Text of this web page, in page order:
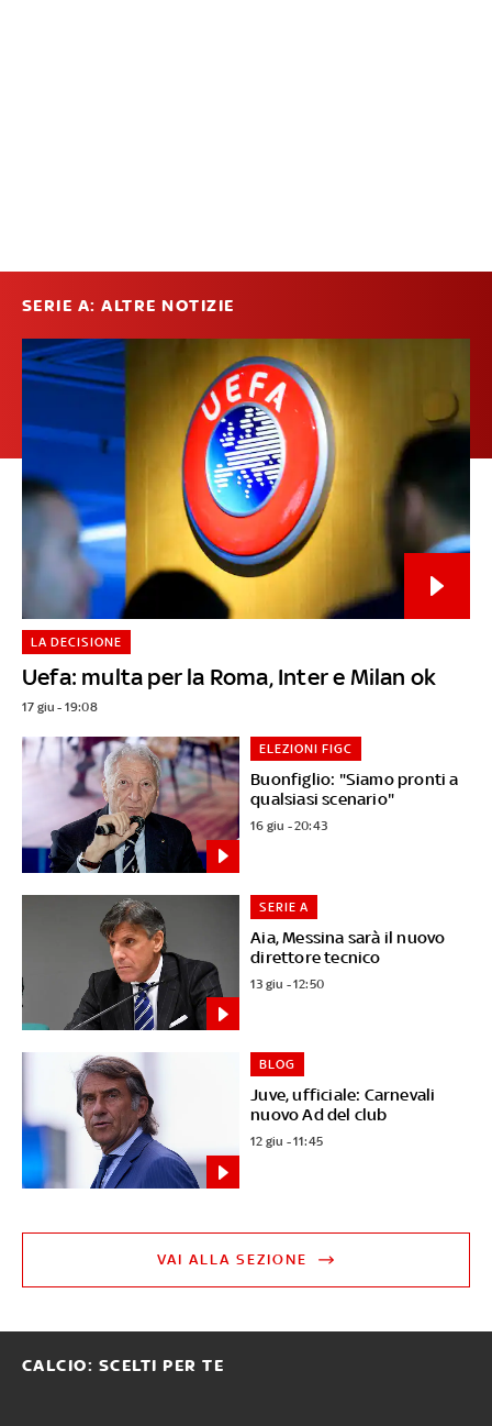
SERIE A: ALTRE NOTIZIE
Uefa: multa per la Roma, Inter e Milan ok
LA DECISIONE
17 giu - 19:08
Buonfiglio: "Siamo pronti a
qualsiasi scenario"
ELEZIONI FIGC
16 giu - 20:43
Aia, Messina sarà il nuovo
direttore tecnico
SERIE A
13 giu - 12:50
Juve, ufficiale: Carnevali
nuovo Ad del club
BLOG
12 giu - 11:45
VAI ALLA SEZIONE
CALCIO: SCELTI PER TE